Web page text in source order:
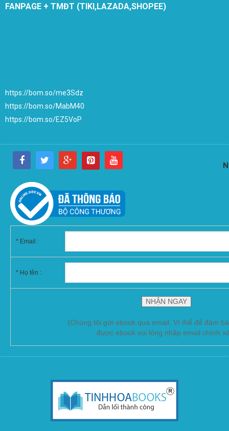
FANPAGE + TMĐT (TIKI,LAZADA,SHOPEE)
https://bom.so/me3Sdz
https://bom.so/MabM40
https://bom.so/EZ5VoP
* Email :
* Họ tên :
(Chúng tôi gởi ebook qua email. Vì thế để đảm
được ebook vui lòng nhập email chính